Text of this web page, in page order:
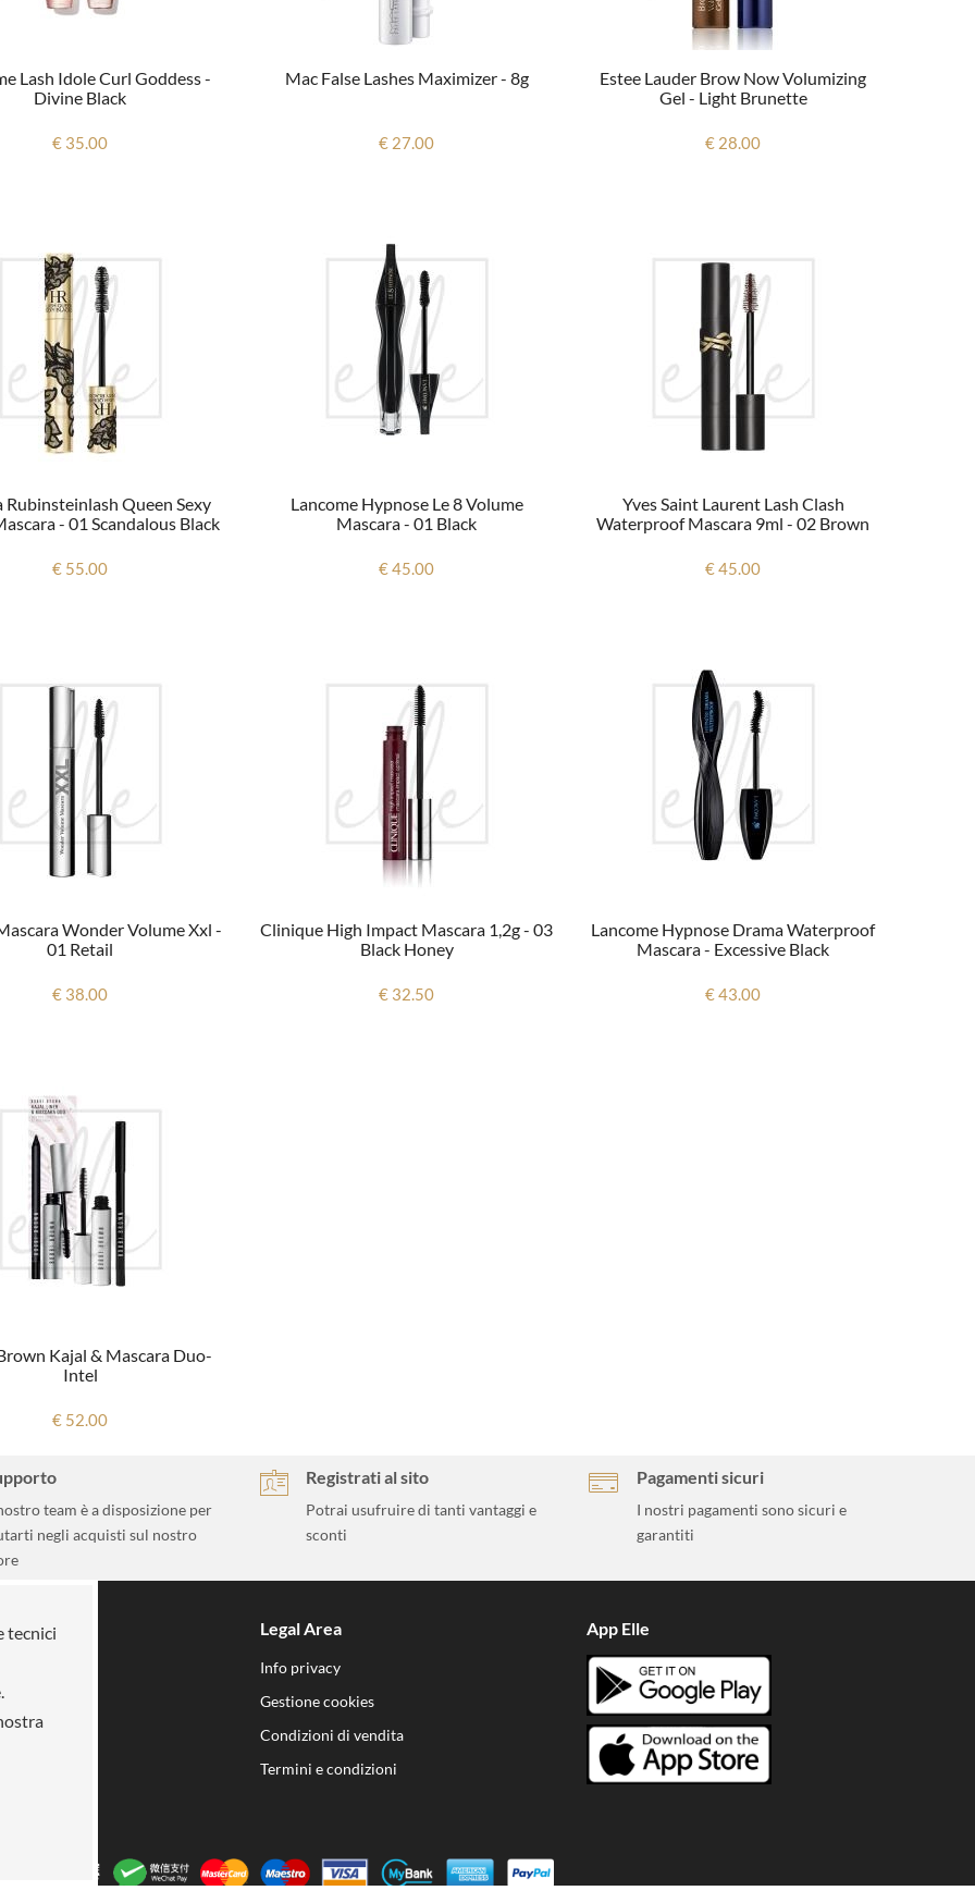
Lash Idole Curl Goddess -
Divine Black
€ 35.00
Mac False Lashes Maximizer - 8g
€ 27.00
Estee Lauder Brow Now Volumizing
Gel - Light Brunette
€ 28.00
Rubinsteinlash Queen Sexy
- 01 Scandalous Black
€ 55.00
Lancome Hypnose Le 8 Volume
Mascara - 01 Black
€ 45.00
Yves Saint Laurent Lash Clash
Waterproof Mascara 9ml - 02 Brown
€ 45.00
Wonder Volume Xxl -
01 Retail
€ 38.00
Clinique High Impact Mascara 1,2g - 03
Black Honey
€ 32.50
Lancome Hypnose Drama Waterproof
Mascara - Excessive Black
€ 43.00
Kajal & Mascara Duo-
Intel
€ 52.00
team è a disposizione per
negli acquisti sul nostro
Registrati al sito
Potrai usufruire di tanti vantaggi e
sconti
Pagamenti sicuri
I nostri pagamenti sono sicuri e
garantiti
noi
Legal Area
Info privacy
Gestione cookies
Condizioni di vendita
Termini e condizioni
App Elle
tecnici